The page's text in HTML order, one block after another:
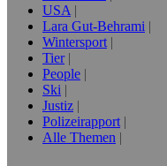
USA
Lara Gut-Behrami
Wintersport
Tier
People
Ski
Justiz
Polizeirapport
Alle Themen